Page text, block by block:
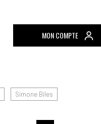
MON COMPTE
Simone Biles